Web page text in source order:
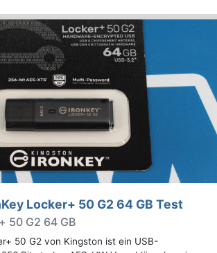
Locker+ 50 G2 64 GB Test
50 G2 64 GB
50 G2 von Kingston ist ein USB-